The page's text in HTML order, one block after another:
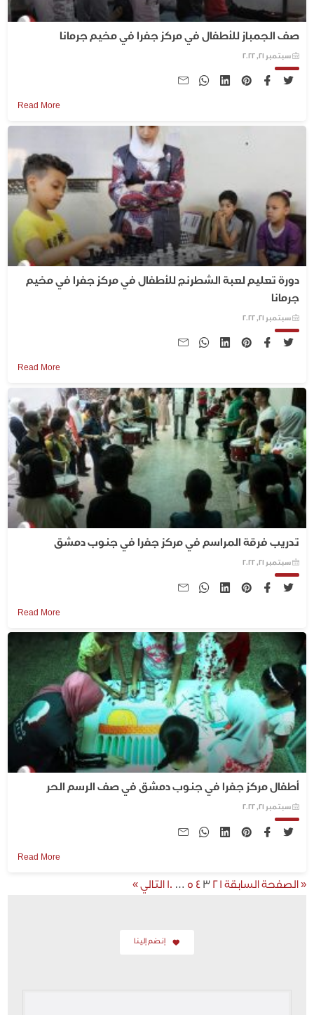
صف الجمباز للأطفال في مركز جفرا في مخيم جرمانا
سبتمبر 21, 2022
Read More
دورة تعليم لعبة الشطرنج للأطفال في مركز جفرا في مخيم
جرمانا
سبتمبر 21, 2022
Read More
تدريب فرقة المراسم في مركز جفرا في جنوب دمشق
سبتمبر 21, 2022
Read More
أطفال مركز جفرا في جنوب دمشق في صف الرسم الحر
سبتمبر 21, 2022
Read More
« الصفحة السابقة 1
2
3
4
5
…
10 التالي »
إنضم إلينا